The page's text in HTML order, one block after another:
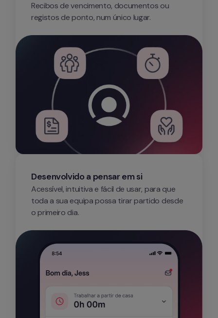
Recibos de vencimento, documentos ou
registos de ponto, num único lugar.
Desenvolvido a pensar em si
Acessível, intuitiva e fácil de usar, para que
toda a sua equipa possa tirar partido desde
o primeiro dia.